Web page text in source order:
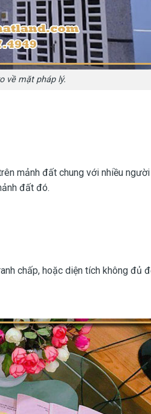
về mặt pháp lý.
mảnh đất chung với nhiều
đất đó.
chấp, hoặc diện tích không đủ